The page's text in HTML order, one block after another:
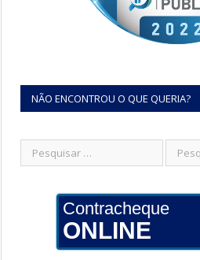
NÃO ENCONTROU O QUE QUERIA?
Contracheque
ONLINE